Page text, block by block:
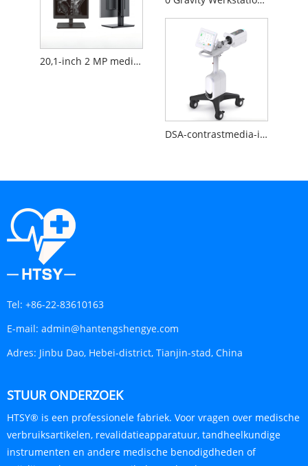
20,1-inch 2 MP medische diagnostische monitor
DSA-contrastmedia-injector
Tel: +86-22-83610163
E-mail: admin@hantengshengye.com
Adres: Jinbu Dao, Hebei-district, Tianjin-stad, China
STUUR ONDERZOEK
HTSY® is een professionele fabriek. Voor vragen over medische
verbruiksartikelen, revalidatieapparatuur, tandheelkundige
instrumenten en andere medische benodigdheden of